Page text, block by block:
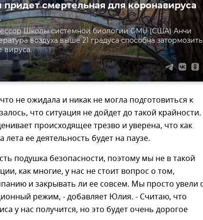
придет смертельная для коронавируса
Школы системной биологии GMU (США) Анчи
воздуха выше 21 градуса способна затормозить
вируса.
не ожидала и никак не могла подготовиться к
что ситуация не дойдет до такой крайности.
происходящее трезво и уверена, что как
ее деятельность будет на паузе.
подушка безопасности, поэтому мы не в такой
как многие, у нас не стоит вопрос о том,
и закрывать ли ее совсем. Мы просто увели
режим, - добавляет Юлия. - Считаю, что
у нас получится, но это будет очень дорогое